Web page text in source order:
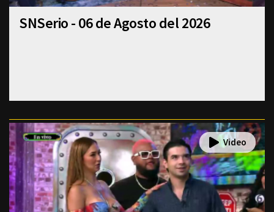
SNSerio - 06 de Agosto del 2026